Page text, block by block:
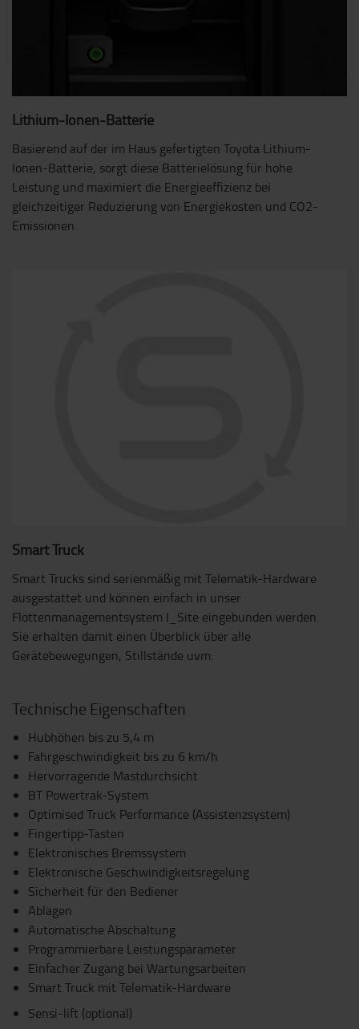
Lithium-Ionen-Batterie
Basierend auf der im Haus gefertigten Toyota Lithium-
Ionen-Batterie, sorgt diese Batterielösung für hohe
Leistung und maximiert die Energieeffizienz bei
gleichzeitiger Reduzierung von Energiekosten und CO2-
Emissionen.
Smart Truck
Smart Trucks sind serienmäßig mit Telematik-Hardware
ausgestattet und können einfach in unser
Flottenmanagementsystem I_Site eingebunden werden.
Sie erhalten damit einen Überblick über alle
Gerätebewegungen, Stillstände uvm.
Technische Eigenschaften
Hubhöhen bis zu 5,4 m
Fahrgeschwindigkeit bis zu 6 km/h
Hervorragende Mastdurchsicht
BT Powertrak-System
Optimised Truck Performance (Assistenzsystem)
Fingertipp-Tasten
Elektronisches Bremssystem
Elektronische Geschwindigkeitsregelung
Sicherheit für den Bediener
Ablagen
Automatische Abschaltung
Programmierbare Leistungsparameter
Einfacher Zugang bei Wartungsarbeiten
Smart Truck mit Telematik-Hardware
Sensi-lift (optional)